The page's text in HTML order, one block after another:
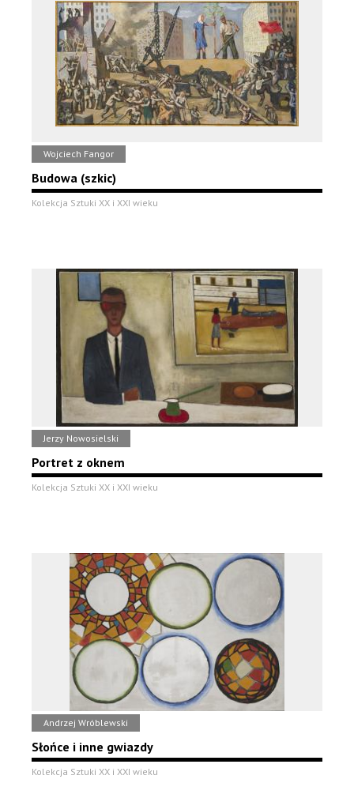
Wojciech Fangor
Budowa (szkic)
Kolekcja Sztuki XX i XXI wieku
Jerzy Nowosielski
Portret z oknem
Kolekcja Sztuki XX i XXI wieku
Andrzej Wróblewski
Słońce i inne gwiazdy
Kolekcja Sztuki XX i XXI wieku